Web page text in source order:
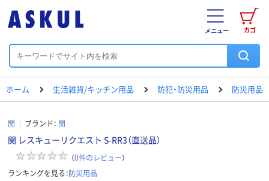
カゴ
メニュー
ホーム 生活雑貨/キッチン用品 防犯・防災用品 防災用品
関 ブランド： 関
関 レスキューリクエスト S-RR3（直送品）
（0件のレビュー）
ランキングを見る：防災用品